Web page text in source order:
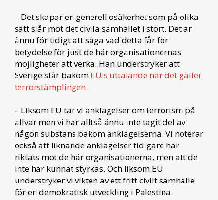
– Det skapar en generell osäkerhet som på olika
sätt slår mot det civila samhället i stort. Det är
ännu för tidigt att säga vad detta får för
betydelse för just de här organisationernas
möjligheter att verka. Han understryker att
Sverige står bakom EU:s uttalande när det gäller
terrorstämplingen.
– Liksom EU tar vi anklagelser om terrorism på
allvar men vi har alltså ännu inte tagit del av
någon substans bakom anklagelserna. Vi noterar
också att liknande anklagelser tidigare har
riktats mot de här organisationerna, men att de
inte har kunnat styrkas. Och liksom EU
understryker vi vikten av ett fritt civilt samhälle
för en demokratisk utveckling i Palestina.